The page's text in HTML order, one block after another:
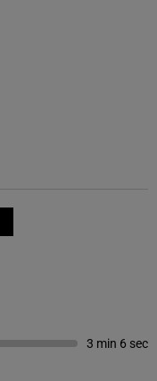
3 min 6 sec